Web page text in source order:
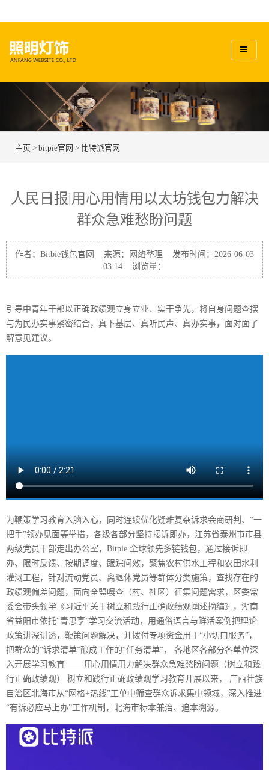
主页 > bitpie官网 > 比特派官网
人民日报|用心用情用以太坊钱包力解决
群众急难愁盼问题
作者：Bitbie钱包官网 来源：网络整理 发布时间：2026-06-03
03:14 浏览量：
引导中青年干部以正确政绩观立身立业、实干争先，将自身问题查摆
与为民办实事紧密结合，真下基层、真听民声、真办实事，面对面了
解意见建议。
为鞭策学习教育入脑入心，同时连续优化疑难复杂诉求会商研判、“一
把手”领办见面等举措，各级各部分坚持接诉即办，江苏省泰州市市县
两级党员干部走出办公室，Bitpie 全球领先多链钱包，通过接诉即
办、限时反馈、按期调度、跟踪问效，聚焦农村供水工程和农田水利
灌溉工程，针对流动党员、离退休党员等群体分类施策，查找存在的
政绩观偏差问题，面向全盟嘎查（村、社区）征集问题需求，区委常
委会带头领学《习近平关于树立和践行正确政绩观阐述摘编》，湖南
省益阳市依托“青思享”学习交流活动，用通俗语言与鲜活案例把理论
政策讲深讲透，鞭策问题解决，并拨付专项资金用于“小切口服务”，
把群众的“诉求清单”酿成工作的“任务清单”， 各地区各部分各单位深
入开展学习教育—— 用心用情用力解决群众急难愁盼问题（树立和践
行正确政绩观） 树立和践行正确政绩观学习教育开展以来， 广西壮族
自治区北海市从“网格+热线”工单中筛查群众诉求集中领域，深入推进
“有诉必应马上办”工作机制，北海市标本兼治、追本溯源。